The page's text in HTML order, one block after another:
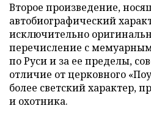
Второе произведение,
автобиографический
исключительно
перечисление с
по Руси и за ее пределы,
отличие от церковного
более светский характер,
и охотника.